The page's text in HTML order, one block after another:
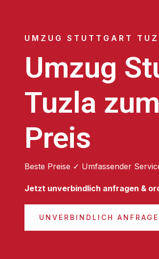
UMZUG STUTTGART
Umzug
Tuzla
Preis
Beste Preise ✓ Umfassender
Jetzt unverbindlich anfragen &
UNVERBINDLICH